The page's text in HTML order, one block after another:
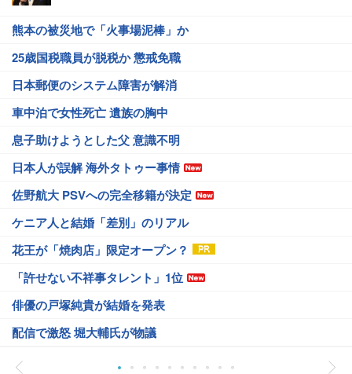
熊本の被災地で「火事場泥棒」か
25歳国税職員が脱税か 懲戒免職
日本郵便のシステム障害が解消
車中泊で女性死亡 遺族の胸中
息子助けようとした父 意識不明
日本人が誤解 海外タトゥー事情
佐野航大 PSVへの完全移籍が決定
ケニア人と結婚「差別」のリアル
花王が「焼肉店」限定オープン？
「許せない不祥事タレント」1位
俳優の戸塚純貴が結婚を発表
配信で激怒 堀大輔氏が物議